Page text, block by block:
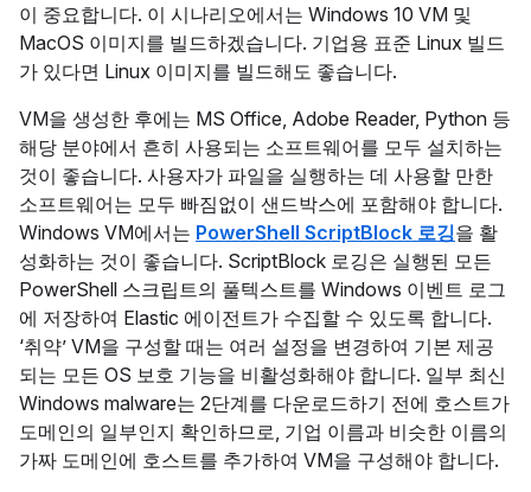
이 중요합니다. 이 시나리오에서는 Windows 10 VM 및
MacOS 이미지를 빌드하겠습니다. 기업용 표준 Linux 빌드
가 있다면 Linux 이미지를 빌드해도 좋습니다.
VM을 생성한 후에는 MS Office, Adobe Reader, Python 등
해당 분야에서 흔히 사용되는 소프트웨어를 모두 설치하는
것이 좋습니다. 사용자가 파일을 실행하는 데 사용할 만한
소프트웨어는 모두 빠짐없이 샌드박스에 포함해야 합니다.
Windows VM에서는 PowerShell ScriptBlock 로깅을 활
성화하는 것이 좋습니다. ScriptBlock 로깅은 실행된 모든
PowerShell 스크립트의 풀텍스트를 Windows 이벤트 로그
에 저장하여 Elastic 에이전트가 수집할 수 있도록 합니다.
‘취약’ VM을 구성할 때는 여러 설정을 변경하여 기본 제공
되는 모든 OS 보호 기능을 비활성화해야 합니다. 일부 최신
Windows malware는 2단계를 다운로드하기 전에 호스트가
도메인의 일부인지 확인하므로, 기업 이름과 비슷한 이름의
가짜 도메인에 호스트를 추가하여 VM을 구성해야 합니다.